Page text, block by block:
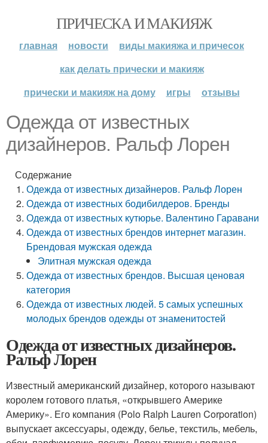
ПРИЧЕСКА И МАКИЯЖ
главная новости
виды макияжа и причесок
как делать прически и макияж
прически и макияж на дому
игры отзывы
Одежда от известных
дизайнеров. Ральф Лорен
Содержание
Одежда от известных дизайнеров. Ральф Лорен
Одежда от известных бодибилдеров. Бренды
Одежда от известных кутюрье. Валентино Гаравани
Одежда от известных брендов интернет магазин.
Брендовая мужская одежда
Элитная мужская одежда
Одежда от известных брендов. Высшая ценовая
категория
Одежда от известных людей. 5 самых успешных
молодых брендов одежды от знаменитостей
Одежда от известных дизайнеров.
Ральф Лорен
Известный американский дизайнер, которого называют
королем готового платья, «открывшего Америке
Америку». Его компания (Polo Ralph Lauren Corporation)
выпускает аксессуары, одежду, белье, текстиль, мебель,